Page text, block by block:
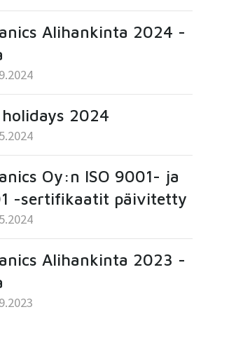
Alihankinta 2024 -
2024
Oy:n ISO 9001- ja
-sertifikaatit päivitetty
Alihankinta 2023 -